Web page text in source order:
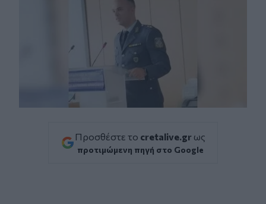
Προσθέστε το cretalive.gr ως
προτιμώμενη πηγή στο Google